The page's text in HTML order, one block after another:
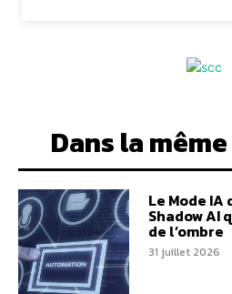
Dans la
Le Mode IA
Shadow AI
de l’ombre
31 juillet 2026